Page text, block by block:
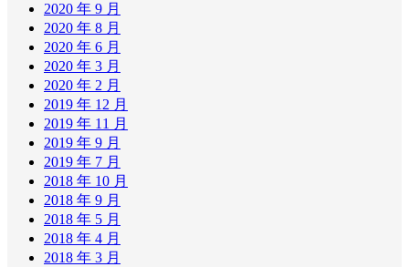
2020 年 9 月
2020 年 8 月
2020 年 6 月
2020 年 3 月
2020 年 2 月
2019 年 12 月
2019 年 11 月
2019 年 9 月
2019 年 7 月
2018 年 10 月
2018 年 9 月
2018 年 5 月
2018 年 4 月
2018 年 3 月